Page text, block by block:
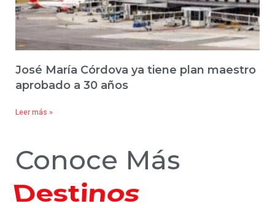
José María Córdova ya tiene plan maestro
aprobado a 30 años
Leer más »
Conoce Más
Hoteles